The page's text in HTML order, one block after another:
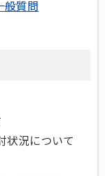
質問
況について